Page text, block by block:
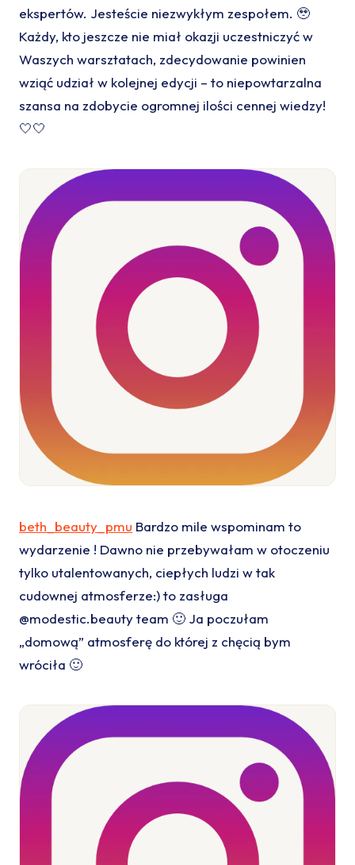
ekspertów. Jesteście niezwykłym zespołem. 🥹
Każdy, kto jeszcze nie miał okazji uczestniczyć w
Waszych warsztatach, zdecydowanie powinien
wziąć udział w kolejnej edycji – to niepowtarzalna
szansa na zdobycie ogromnej ilości cennej wiedzy!
🤍🤍
beth_beauty_pmu Bardzo mile wspominam to
wydarzenie ! Dawno nie przebywałam w otoczeniu
tylko utalentowanych, ciepłych ludzi w tak
cudownej atmosferze:) to zasługa
@modestic.beauty team 🙂 Ja poczułam
„domową” atmosferę do której z chęcią bym
wróciła 🙂